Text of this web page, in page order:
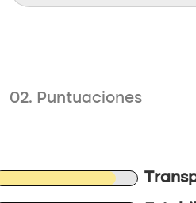
02. Puntuaciones